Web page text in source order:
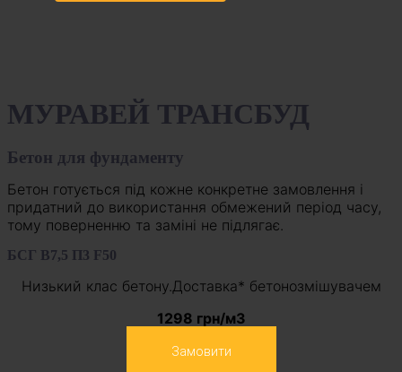
МУРАВЕЙ ТРАНСБУД
Бетон для фундаменту
Бетон готується під кожне конкретне замовлення і
придатний до використання обмежений період часу,
тому поверненню та заміні не підлягає.
БСГ В7,5 П3 F50
Низький клас бетону.Доставка* бетонозмішувачем
1298 грн/м3
Замовити